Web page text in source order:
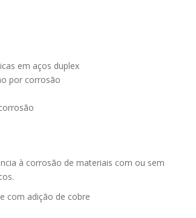
em aços duplex
por corrosão
à corrosão de materiais com ou sem
com adição de cobre